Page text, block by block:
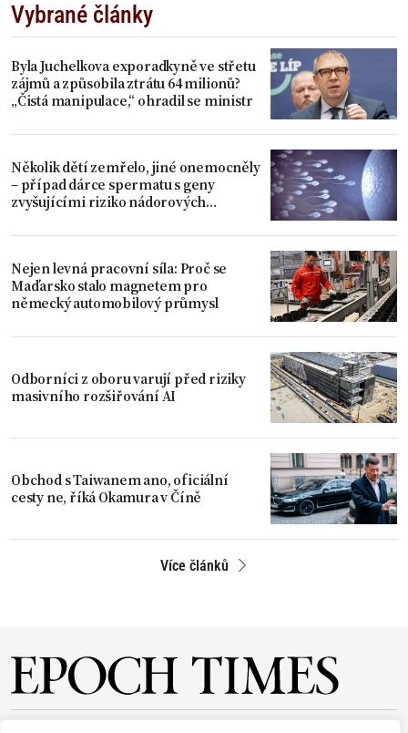
Vybrané články
Byla Juchelkova exporadkyně ve střetu
zájmů a způsobila ztrátu 64 milionů?
„Čistá manipulace,“ ohradil se ministr
Několik dětí zemřelo, jiné onemocněly
– případ dárce spermatu s geny
zvyšujícími riziko nádorových
Nejen levná pracovní síla: Proč se
Maďarsko stalo magnetem pro
německý automobilový průmysl
Odborníci z oboru varují před riziky
masivního rozšiřování AI
Obchod s Taiwanem ano, oficiální
cesty ne, říká Okamura v Číně
Více článků